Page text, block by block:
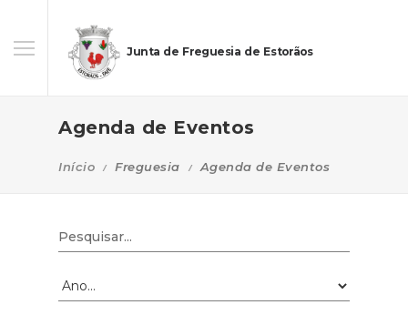
Junta de Freguesia de Estorãos
Agenda de Eventos
Início Freguesia Agenda de Eventos